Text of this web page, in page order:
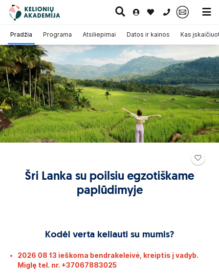
0 700 11007
Paskutinė
minutė
Pažintinės
kelionės
Egzotinės
kelionės
Kruizai
Šri Lanka su poilsiu egzotiškame
paplūdimyje
Pradžia Programa Atsiliepimai Datos ir kainos Kas
Kodėl verta keliauti su mumis?
2026 08 13 ieškoma bendrakeleivė, kreiptis į vadyb.
Miglę tel. nr. +37067883025